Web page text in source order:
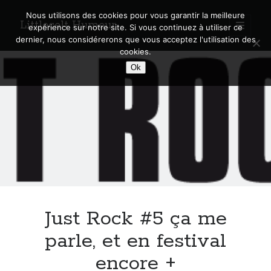
Littlecelt Humeur
open
primary
menu
Sidebar
Recherche sur le blog
Search
Municipales 2026 : Lyon, Métropole et Caluire, mon choix pour l’avenir
Quel Lyonnais es-tu, Renaud Ducher ?
A quand une véritable place pour le vélo à Caluire dans la Métropole de
Just Rock #5 ça me
parle, et en festival
encore +
Nous utilisons des cookies pour vous garantir la meilleure
expérience sur notre site. Si vous continuez à utiliser ce
dernier, nous considérerons que vous acceptez l'utilisation des
cookies.
Ok